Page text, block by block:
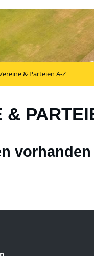
& Parteien A-Z
&
vorhanden